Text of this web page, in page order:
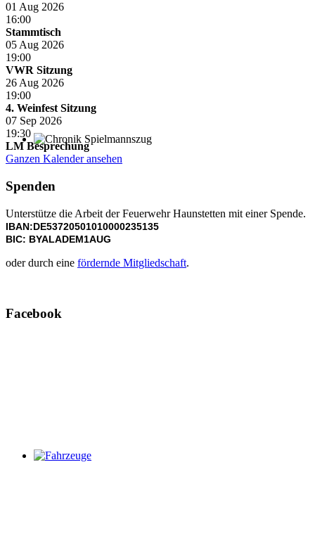
Chronik Spielmannszug
01 Aug 2026
16:00
Stammtisch
05 Aug 2026
19:00
VWR Sitzung
26 Aug 2026
19:00
4. Weinfest Sitzung
07 Sep 2026
19:30
LM Besprechung
Ganzen Kalender ansehen
Spenden
Unterstütze die Arbeit der Feuerwehr Haunstetten mit einer Spende.
IBAN:DE53720501010000235135
BIC: BYALADEM1AUG
oder durch eine fördernde Mitgliedschaft.
Facebook